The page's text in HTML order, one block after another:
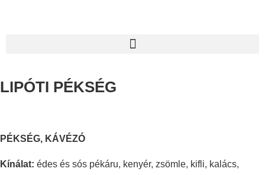
LIPÓTI PÉKSÉG
PÉKSÉG, KÁVÉZÓ
Kínálat: édes és sós pékáru, kenyér, zsömle, kifli, kalács,